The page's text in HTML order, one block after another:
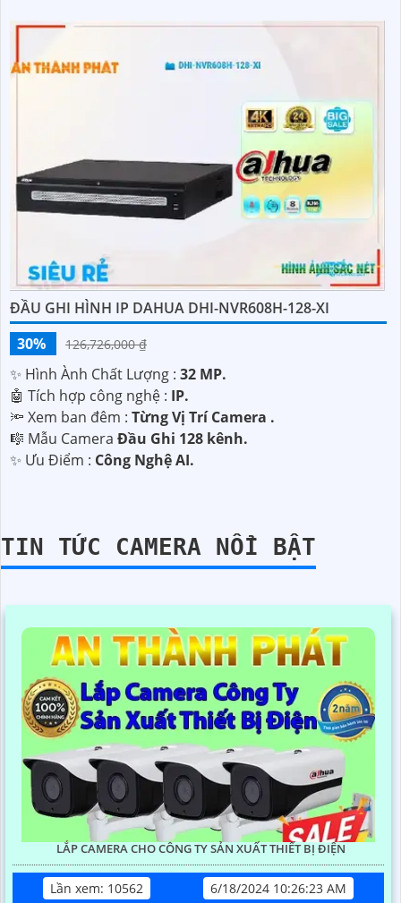
ĐẦU GHI HÌNH IP DAHUA DHI-NVR608H-128-XI
30%
126,726,000 ₫
✨ Hình Ành Chất Lượng : 32 MP.
🤖️ Tích hợp công nghệ : IP.
🔦 Xem ban đêm : Từng Vị Trí Camera .
🎼️ Mẫu Camera Đầu Ghi 128 kênh.
️✨ Ưu Điểm : Công Nghệ AI.
TIN TỨC CAMERA NỔI BẬT
LẮP CAMERA CHO CÔNG TY SẢN XUẤT THIẾT BỊ ĐIỆN
Lần xem: 10562
6/18/2024 10:26:23 AM